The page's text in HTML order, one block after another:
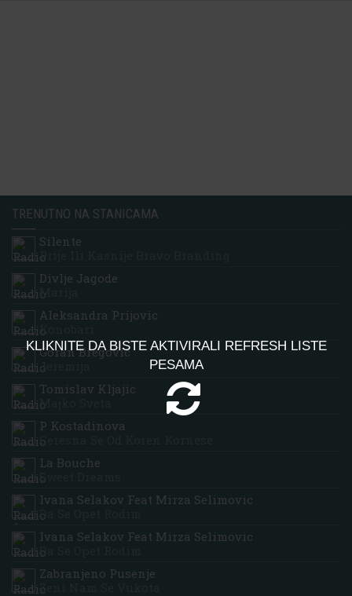
KLIKNITE DA BISTE AKTIVIRALI REFRESH LISTE
PESAMA
TRENUTNO NA STANICAMA
Silente
Prije Ili Kasnije Bravo Branding
Divlje Jagode
Marija
Aleksandra Prijovic
Konobari
Goran Bregovic
Jeremija
Tomislav Kljajic
Majko Sveta
P Kostadinova
Ceresna Se Od Koren Kornese
La Bouche
Sweet Dreams
Ivana Selakov Feat Mirza Selimovic
Da Se Opet Rodim
Ivana Selakov Feat Mirza Selimovic
Da Se Opet Rodim
Zabranjeno Pusenje
Zeni Nam Se Vukota